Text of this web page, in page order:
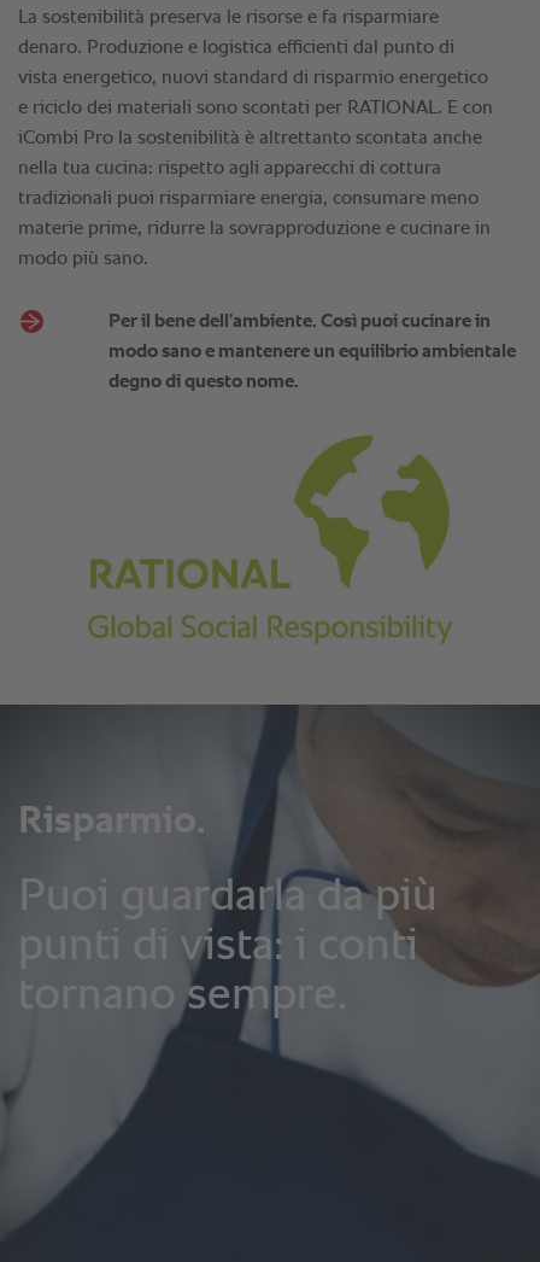
La sostenibilità preserva le risorse e fa risparmiare
denaro. Produzione e logistica efficienti dal punto di
vista energetico, nuovi standard di risparmio energetico
e riciclo dei materiali sono scontati per RATIONAL. E con
iCombi Pro la sostenibilità è altrettanto scontata anche
nella tua cucina: rispetto agli apparecchi di cottura
tradizionali puoi risparmiare energia, consumare meno
materie prime, ridurre la sovrapproduzione e cucinare in
modo più sano.
Per il bene dell’ambiente. Così puoi cucinare in
modo sano e mantenere un equilibrio ambientale
degno di questo nome.